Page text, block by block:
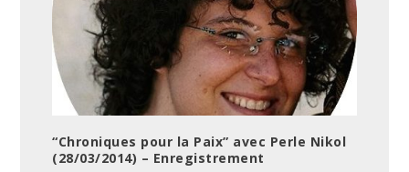
“Chroniques pour la Paix” avec Perle Nikol
(28/03/2014) – Enregistrement